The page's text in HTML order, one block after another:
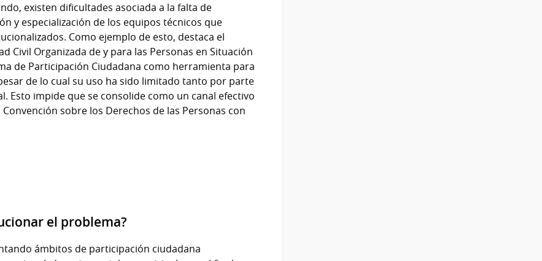
existen dificultades asociada a la falta de
y especialización de los equipos técnicos que
Como ejemplo de esto, destaca el
Civil Organizada de y para las Personas en Situación
de Participación Ciudadana como herramienta para
de lo cual su uso ha sido limitado tanto por parte
Esto impide que se consolide como un canal efectivo
sobre los Derechos de las Personas con
el problema?
ámbitos de participación ciudadana